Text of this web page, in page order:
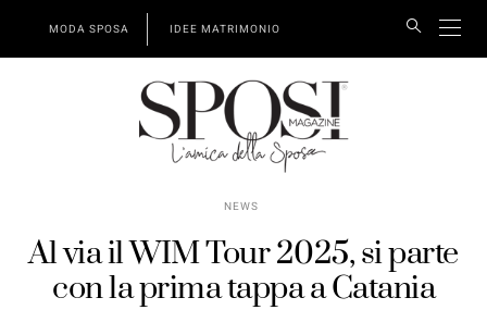
MODA SPOSA IDEE MATRIMONIO
NEWS
Al via il WIM Tour 2025, si parte
con la prima tappa a Catania